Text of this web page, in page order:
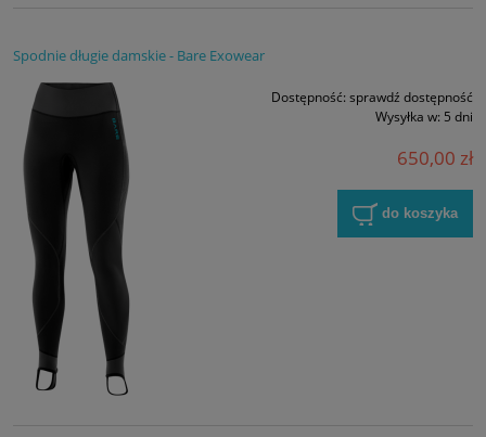
Spodnie długie damskie - Bare Exowear
Dostępność: sprawdź dostępność
Wysyłka w: 5 dni
650,00 zł
do koszyka